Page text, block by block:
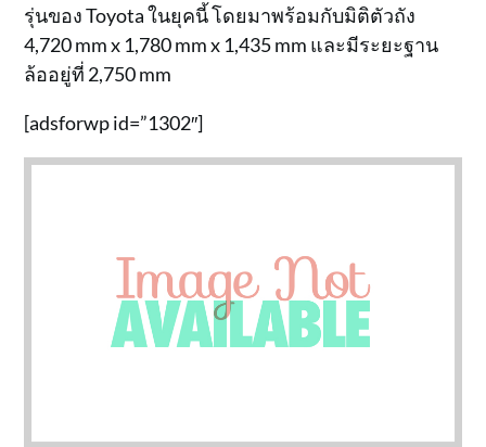
รุ่นของ Toyota ในยุคนี้ โดยมาพร้อมกับมิติตัวถัง
4,720 mm x 1,780 mm x 1,435 mm และมีระยะฐาน
ล้ออยู่ที่ 2,750 mm
[adsforwp id=”1302″]